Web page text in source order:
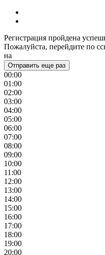
Регистрация пройдена
Пожалуйста, перейдите по
на
Отправить еще раз
00:00
01:00
02:00
03:00
04:00
05:00
06:00
07:00
08:00
09:00
10:00
11:00
12:00
13:00
14:00
15:00
16:00
17:00
18:00
19:00
20:00